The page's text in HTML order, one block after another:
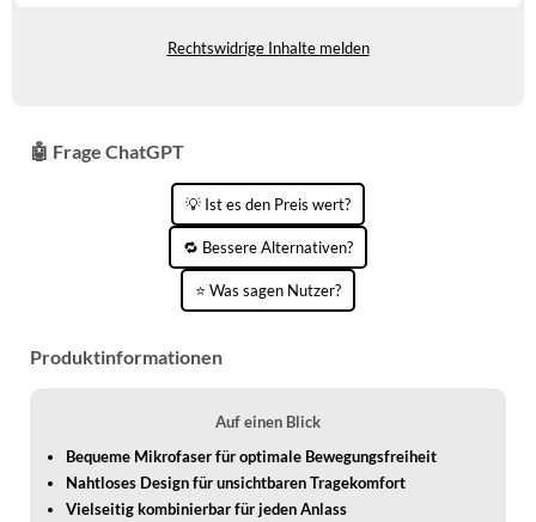
PANTOLETTEN
SCHUHZUBEHÖR
SNEAKERS
STIEFELETTEN
Rechtswidrige Inhalte melden
🤖 Frage ChatGPT
💡 Ist es den Preis wert?
🔁 Bessere Alternativen?
⭐ Was sagen Nutzer?
Produktinformationen
Auf einen Blick
Bequeme Mikrofaser für optimale Bewegungsfreiheit
Nahtloses Design für unsichtbaren Tragekomfort
Vielseitig kombinierbar für jeden Anlass